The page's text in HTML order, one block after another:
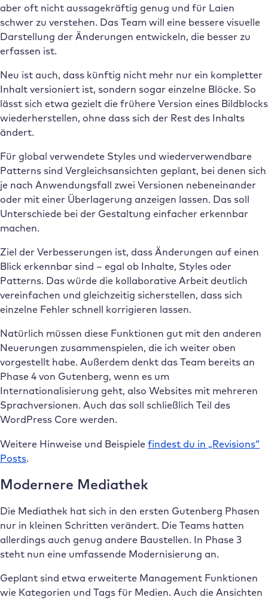
aber oft nicht aussagekräftig genug und für Laien
schwer zu verstehen. Das Team will eine bessere visuelle
Darstellung der Änderungen entwickeln, die besser zu
erfassen ist.
Neu ist auch, dass künftig nicht mehr nur ein kompletter
Inhalt versioniert ist, sondern sogar einzelne Blöcke. So
lässt sich etwa gezielt die frühere Version eines Bildblocks
wiederherstellen, ohne dass sich der Rest des Inhalts
ändert.
Für global verwendete Styles und wiederverwendbare
Patterns sind Vergleichsansichten geplant, bei denen sich
je nach Anwendungsfall zwei Versionen nebeneinander
oder mit einer Überlagerung anzeigen lassen. Das soll
Unterschiede bei der Gestaltung einfacher erkennbar
machen.
Ziel der Verbesserungen ist, dass Änderungen auf einen
Blick erkennbar sind – egal ob Inhalte, Styles oder
Patterns. Das würde die kollaborative Arbeit deutlich
vereinfachen und gleichzeitig sicherstellen, dass sich
einzelne Fehler schnell korrigieren lassen.
Natürlich müssen diese Funktionen gut mit den anderen
Neuerungen zusammenspielen, die ich weiter oben
vorgestellt habe. Außerdem denkt das Team bereits an
Phase 4 von Gutenberg, wenn es um
Internationalisierung geht, also Websites mit mehreren
Sprachversionen. Auch das soll schließlich Teil des
WordPress Core werden.
Weitere Hinweise und Beispiele findest du in „Revisions“
Posts.
Modernere Mediathek
Die Mediathek hat sich in den ersten Gutenberg Phasen
nur in kleinen Schritten verändert. Die Teams hatten
allerdings auch genug andere Baustellen. In Phase 3
steht nun eine umfassende Modernisierung an.
Geplant sind etwa erweiterte Management Funktionen
wie Kategorien und Tags für Medien. Auch die Ansichten